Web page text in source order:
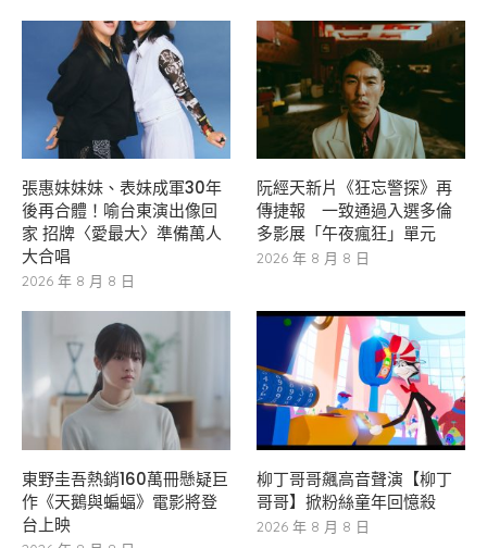
張惠妹妹妹、表妹成軍30年
後再合體！喻台東演出像回
家 招牌〈愛最大〉準備萬人
大合唱
2026 年 8 月 8 日
阮經天新片《狂忘警探》再
傳捷報 一致通過入選多倫
多影展「午夜瘋狂」單元
2026 年 8 月 8 日
東野圭吾熱銷160萬冊懸疑巨
作《天鵝與蝙蝠》電影將登
台上映
柳丁哥哥飆高音聲演【柳丁
哥哥】掀粉絲童年回憶殺
2026 年 8 月 8 日